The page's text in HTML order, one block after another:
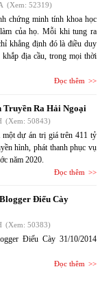
(Xem: 52319)
chứng minh tính khoa học
của họ. Mỗi khi tung ra
khẳng định đó là điều duy
khắp địa cầu, trong mọi thời
Đọc thêm
Truyền Ra Hải Ngoại
(Xem: 50843)
dự án trị giá trên 411 tỷ
hình, phát thanh phục vụ
năm 2020.
Đọc thêm
Điếu Cày
(Xem: 50383)
Điếu Cày 31/10/2014
Đọc thêm